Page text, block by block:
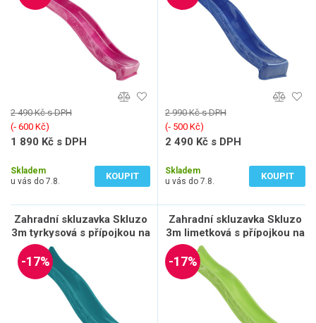
2 490 Kč s DPH
(‐ 600 Kč)
1 890 Kč s DPH
Skladem
u vás do 7.8.
KOUPIT
2 990 Kč s DPH
(‐ 500 Kč)
2 490 Kč s DPH
Skladem
u vás do 7.8.
KOUPIT
Zahradní skluzavka Skluzo
3m tyrkysová s přípojkou na
-17%
Zahradní skluzavka Skluzo
3m limetková s přípojkou na
-17%